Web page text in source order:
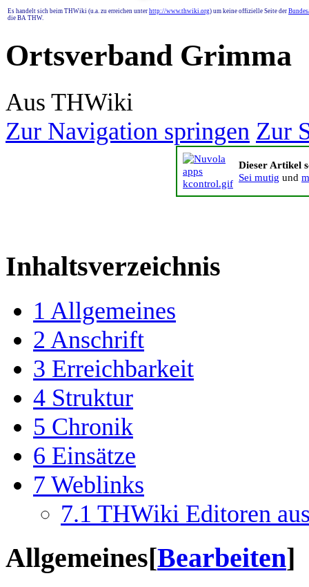
Es handelt sich beim THWiki (u.a. zu erreichen unter http://www.thwiki.org) um keine offizielle Seite der
die BA THW.
Ortsverband Grimma
Aus THWiki
Zur Navigation springen Zur
Dieser Artikel
Sei mutig und
Inhaltsverzeichnis
1 Allgemeines
2 Anschrift
3 Erreichbarkeit
4 Struktur
5 Chronik
6 Einsätze
7 Weblinks
7.1 THWiki Editoren
Allgemeines[Bearbeiten]